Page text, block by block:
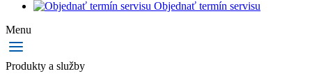
Objednať termín servisu
Menu
Produkty a služby